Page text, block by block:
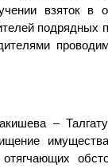
взяток в
подрядных
–